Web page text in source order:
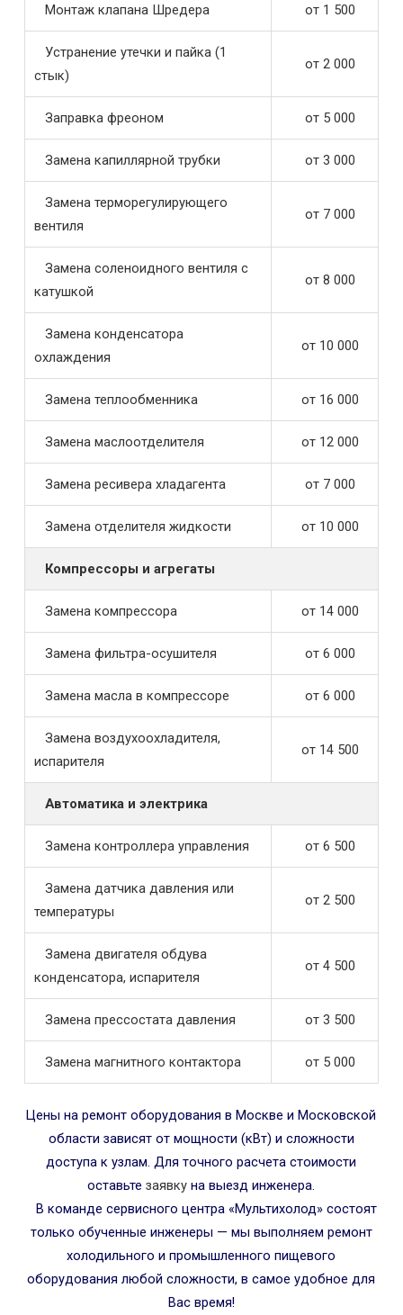
Монтаж клапана Шредера от 1 500
Устранение утечки и пайка (1
стык)
от 2 000
Заправка фреоном от 5 000
Замена капиллярной трубки от 3 000
Замена терморегулирующего
вентиля
от 7 000
Замена соленоидного вентиля с
катушкой
от 8 000
Замена конденсатора
охлаждения
от 10 000
Замена теплообменника от 16 000
Замена маслоотделителя от 12 000
Замена ресивера хладагента от 7 000
Замена отделителя жидкости от 10 000
Компрессоры и агрегаты
Замена компрессора от 14 000
Замена фильтра-осушителя от 6 000
Замена масла в компрессоре от 6 000
Замена воздухоохладителя,
испарителя
от 14 500
Автоматика и электрика
Замена контроллера управления от 6 500
Замена датчика давления или
температуры
от 2 500
Замена двигателя обдува
конденсатора, испарителя
от 4 500
Замена прессостата давления от 3 500
Замена магнитного контактора от 5 000
Цены на ремонт оборудования в Москве и Московской
области зависят от мощности (кВт) и сложности
доступа к узлам. Для точного расчета стоимости
оставьтезаявку на выезд инженера.
В команде сервисного центра «Мультихолод» состоят
только обученные инженеры — мы выполняем ремонт
холодильного и промышленного пищевого
оборудования любой сложности, в самое удобное для
Вас время!